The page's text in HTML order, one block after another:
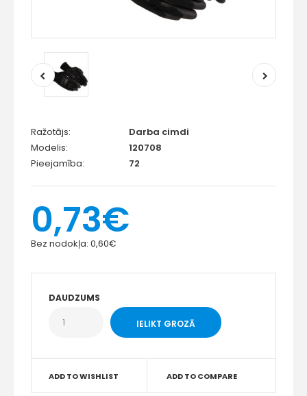
Ražotājs:
Darba cimdi
Modelis:
120708
Pieejamība:
72
0,73€
Bez nodokļa: 0,60€
DAUDZUMS
ADD TO WISHLIST ADD TO COMPARE